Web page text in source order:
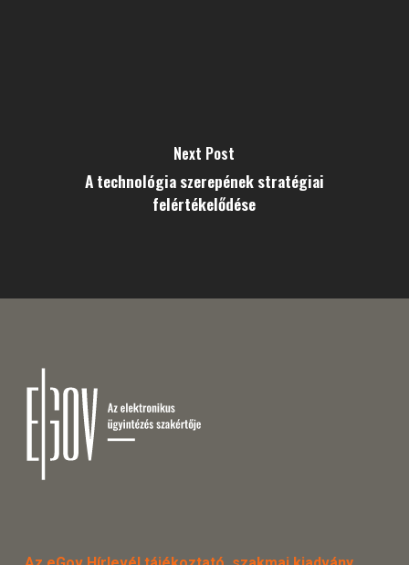
Next Post
A technológia szerepének stratégiai
felértékelődése